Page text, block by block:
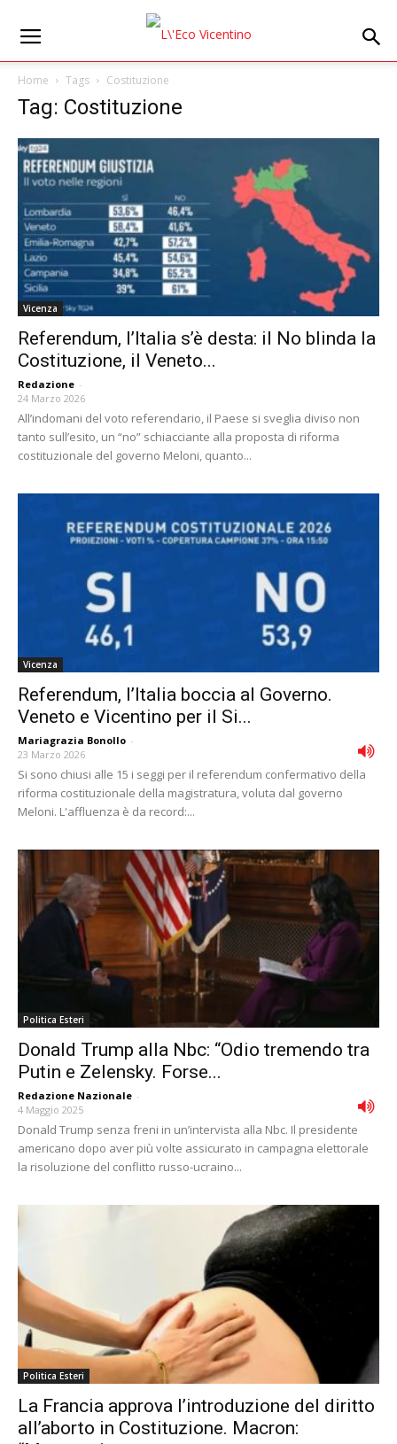
Home Tags Costituzione
Tag: Costituzione
Vicenza
Referendum, l’Italia s’è desta: il No blinda la
Costituzione, il Veneto...
Redazione -
24 Marzo 2026
All’indomani del voto referendario, il Paese si sveglia diviso non
tanto sull’esito, un “no” schiacciante alla proposta di riforma
costituzionale del governo Meloni, quanto...
Vicenza
Referendum, l’Italia boccia al Governo.
Veneto e Vicentino per il Si...
Mariagrazia Bonollo -
23 Marzo 2026
Si sono chiusi alle 15 i seggi per il referendum confermativo della
riforma costituzionale della magistratura, voluta dal governo
Meloni. L'affluenza è da record:...
Politica Esteri
Donald Trump alla Nbc: “Odio tremendo tra
Putin e Zelensky. Forse...
Redazione Nazionale -
4 Maggio 2025
Donald Trump senza freni in un’intervista alla Nbc. Il presidente
americano dopo aver più volte assicurato in campagna elettorale
la risoluzione del conflitto russo-ucraino...
Politica Esteri
La Francia approva l’introduzione del diritto
all’aborto in Costituzione. Macron: